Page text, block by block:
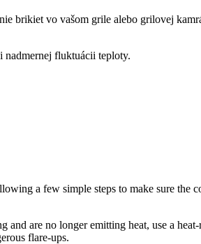
brikiet vo vašom grile alebo grilovej
nadmernej ⁣fluktuácii teploty.
a few simple steps to make ‍sure the
are no longer emitting heat, use a heat-
flare-ups.